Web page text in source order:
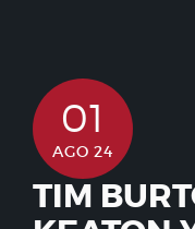
01
AGO 24
TIM